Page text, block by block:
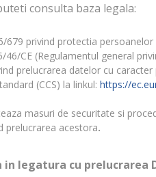
consulta baza legala:
679 privind protectia
46/CE (Regulamentul general
prelucrarea datelor cu
(CCS) la linkul: https://
masuri de securitate si
prelucrarea acestora.
legatura cu prelucrarea